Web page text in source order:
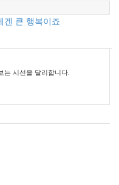
겐 큰 행복이죠
는 시선을 달리합니다.